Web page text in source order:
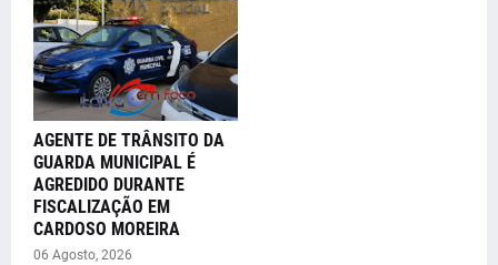
AGENTE DE TRÂNSITO DA
GUARDA MUNICIPAL É
AGREDIDO DURANTE
FISCALIZAÇÃO EM
CARDOSO MOREIRA
06 Agosto, 2026